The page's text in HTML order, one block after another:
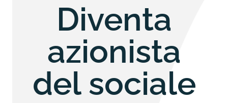
Diventa
azionista
del sociale